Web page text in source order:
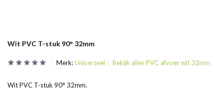
Wit PVC T-stuk 90° 32mm
Merk:Universeel Bekijk alles PVC afvoer wit 32mm
Wit PVC T-stuk 90° 32mm.